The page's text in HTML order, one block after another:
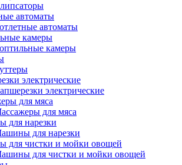
автоматы
автоматы
камеры
камеры
электрические
электрические
для мяса
для мяса
для нарезки
для нарезки
для чистки и мойки овощей
для чистки и мойки овощей